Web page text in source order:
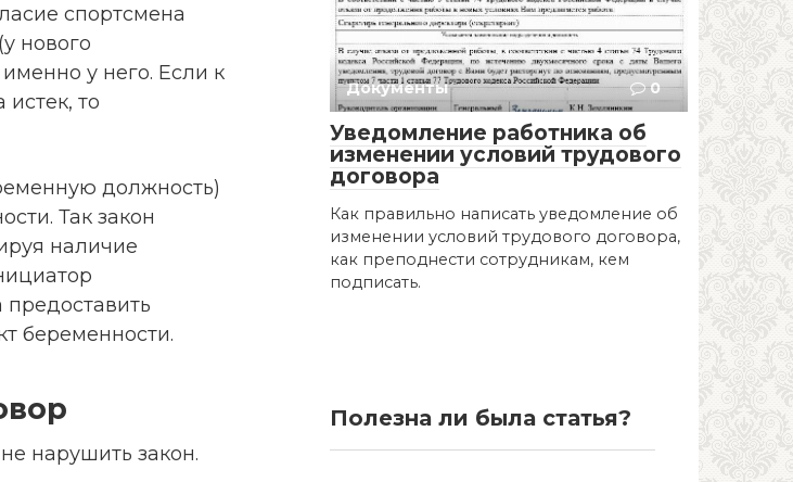
спортсмена
нового
у него. Если к
то
должность)
Так закон
наличие
беременности.
нарушить закон.
Документы 0
Уведомление работника об
изменении условий трудового
договора
Как правильно написать уведомление об
изменении условий трудового договора,
как преподнести сотрудникам, кем
подписать.
Полезна ли была статья?